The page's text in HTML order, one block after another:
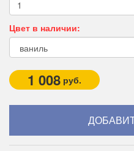
Цвет в наличии:
1 008 руб.